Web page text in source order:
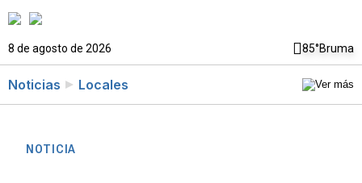
8 de agosto de 2026 85°Bruma
Noticias Locales
NOTICIA